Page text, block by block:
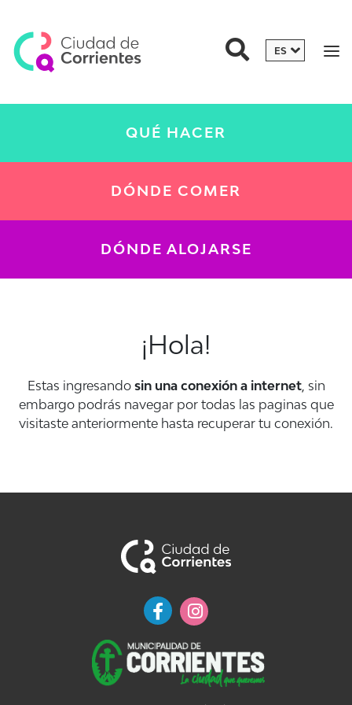
QUÉ HACER
DÓNDE COMER
DÓNDE ALOJARSE
¡Hola!
Estas ingresando sin una conexión a internet, sin
embargo podrás navegar por todas las paginas que
visitaste anteriormente hasta recuperar tu conexión.